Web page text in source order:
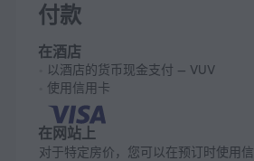
付款
在酒店
以酒店的货币现金支付 — VUV
使用信用卡
在网站上
对于特定房价，您可以在预订时使用信用卡在线付款。 您可以使用促销码